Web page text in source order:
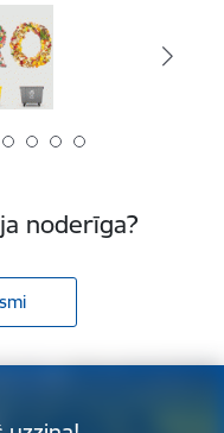
noderīga?